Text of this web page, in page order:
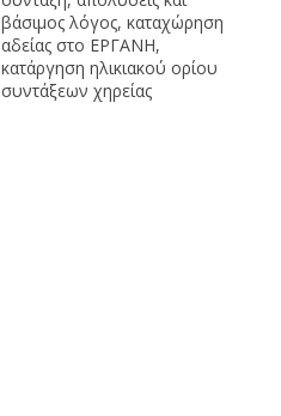
βάσιμος λόγος, καταχώρηση
αδείας στο ΕΡΓΑΝΗ,
κατάργηση ηλικιακού ορίου
συντάξεων χηρείας